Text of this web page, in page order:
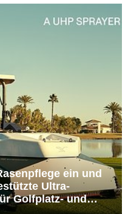
entwickelte ARA
ein und
Ultra-
Golfplatz- und